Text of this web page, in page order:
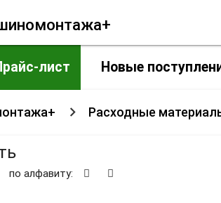
лист Новые
Расходные
по алфавиту: